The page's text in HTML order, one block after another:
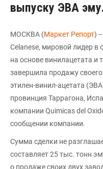
выпуску ЭВА
МОСКВА (Маркет Репорт)
Celanese, мировой лидер в
на основе винилацетата и
завершила продажу
этилен-винил-ацетата
провинция Таррагона,
компании Quimicas del
сообщении компании.
Сумма сделки не
составляет 25 тыс. тонн
о продаже своих двух